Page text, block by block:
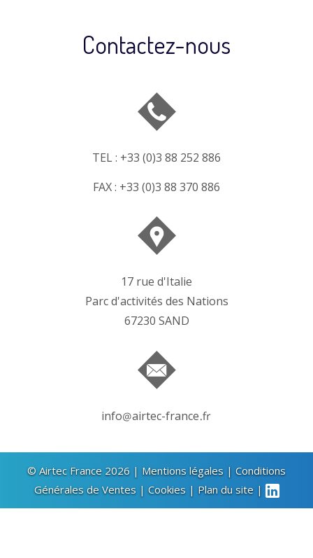
Contactez-nous
TEL : +33 (0)3 88 252 886
FAX : +33 (0)3 88 370 886
17 rue d'Italie
Parc d'activités des Nations
67230 SAND
info airtec-france
© Airtec France 2026 | Mentions légales |Conditions
Générales de Ventes|Cookies| Plan du site|